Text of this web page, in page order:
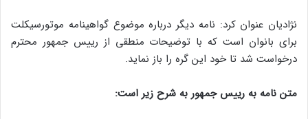
نژادیان عنوان کرد: نامه دیگر درباره موضوع گواهینامه موتورسیکلت
برای بانوان است که با توضیحات منطقی از رییس جمهور محترم
درخواست شد تا خود این گره را باز نماید.
متن نامه به رییس جمهور به شرح زیر است: